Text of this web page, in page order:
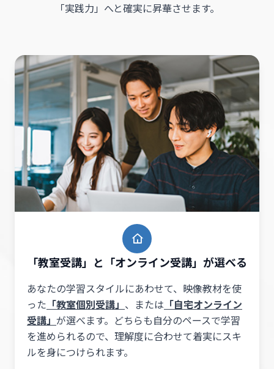
「実践力」へと確実に昇華させます。
「教室受講」と「オンライン受講」が選べる
あなたの学習スタイルにあわせて、映像教材を使
った 「教室個別受講」 、または 「自宅オンライン
受講」 が選べます。どちらも自分のペースで学習
を進められるので、理解度に合わせて着実にスキ
ルを身につけられます。